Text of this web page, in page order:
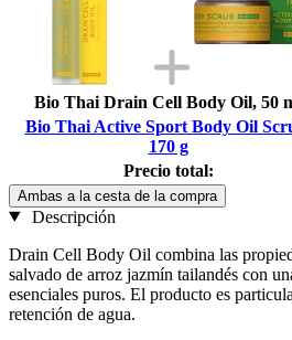
Bio Thai Drain Cell Body Oil, 50
Bio Thai Active Sport Body Oil
170 g
Precio total:
Ambas a la cesta de la compra
Descripción
Drain Cell Body Oil combina las
salvado de arroz jazmín tailandés con
esenciales puros. El producto es
retención de agua.